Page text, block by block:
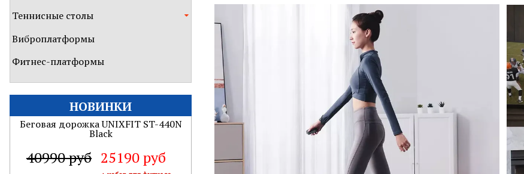
Теннисные столы
Виброплатформы
Фитнес-платформы
НОВИНКИ
Гребной тренажер UNIX Fit Techno
Rower 410
59890 руб 37700 руб